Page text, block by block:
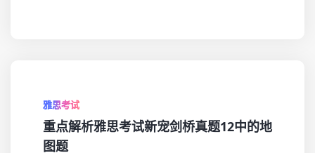
雅思考试
重点解析雅思考试新宠剑桥真题12中的地
图题